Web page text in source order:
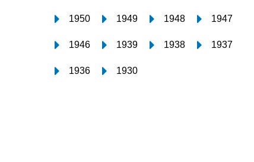
1950 1949 1948 1947
1946 1939 1938 1937
1936 1930